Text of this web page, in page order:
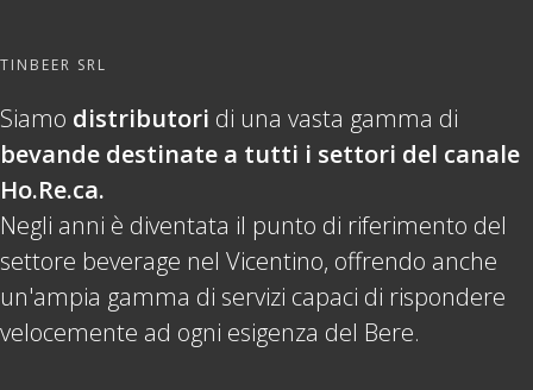
TINBEER SRL
Siamo distributori di una vasta gamma di
bevande destinate a tutti i settori del canale
Ho.Re.ca.
Negli anni è diventata il punto di riferimento del
settore beverage nel Vicentino, offrendo anche
un'ampia gamma di servizi capaci di rispondere
velocemente ad ogni esigenza del Bere.